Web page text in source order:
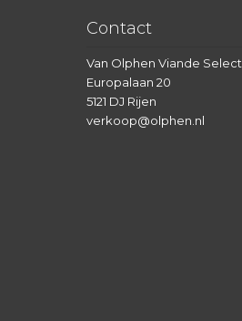
Contact
Van Olphen Viande Select
Europalaan 20
5121 DJ Rijen
verkoop@olphen.nl